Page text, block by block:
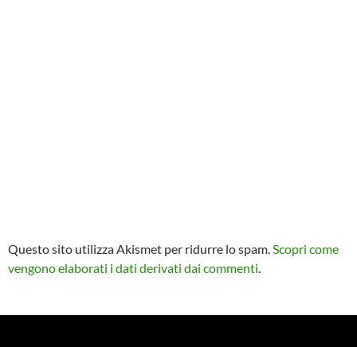
Questo sito utilizza Akismet per ridurre lo spam.Scopri come
vengono elaborati i dati derivati dai commenti.